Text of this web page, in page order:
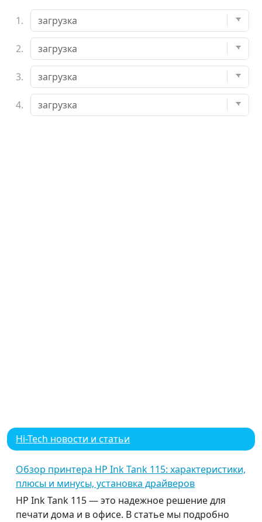
1.
2.
3.
4.
Hi-Tech новости и статьи
Обзор принтера HP Ink Tank 115: характеристики,
плюсы и минусы, установка драйверов
HP Ink Tank 115 — это надежное решение для
печати дома и в офисе. В статье мы подробно